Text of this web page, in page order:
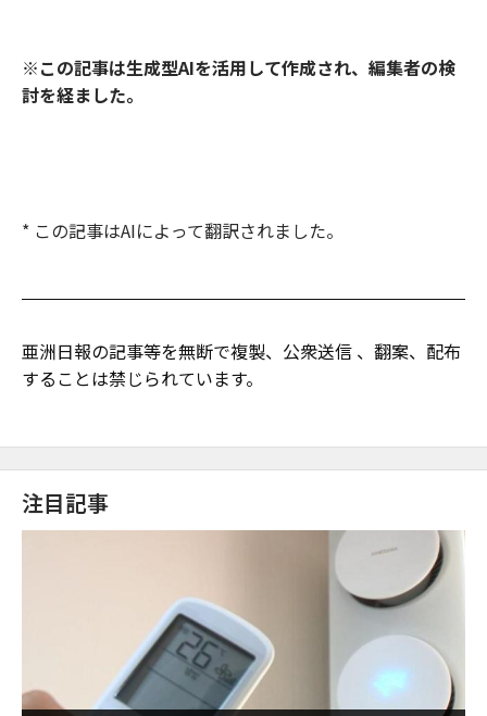
※この記事は生成型AIを活用して作成され、編集者の検
討を経ました。
* この記事はAIによって翻訳されました。
亜洲日報の記事等を無断で複製、公衆送信 、翻案、配布
することは禁じられています。
注目記事